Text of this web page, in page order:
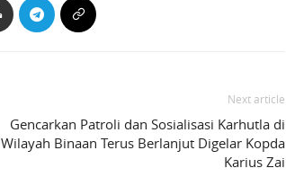
Next article
Gencarkan Patroli dan Sosialisasi Karhutla di
Wilayah Binaan Terus Berlanjut Digelar Kopda
Karius Zai